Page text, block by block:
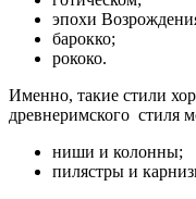
эпохи
барокко;
рококо.
Именно, такие стили
древнеримского стиля
ниши и колонны;
пилястры и